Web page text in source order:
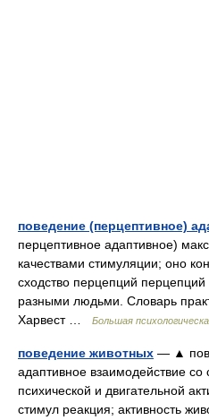
поведение (перцептивное)
перцептивное адаптивное)
качествами стимуляции; оно
сходство перцепций
разными людьми. Словарь
Харвест …
Большая
поведение животных — ▲
адаптивное взаимодействие
психической и двигательной
стимул реакция; активность